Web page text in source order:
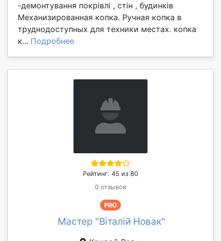
-демонтування покрівлі , стін , будинків
Механизированная копка. Ручная копка в
труднодоступных для техники местах. копка
к... Подробнее
Рейтинг: 45 из 80
0 отзывов
PRO
Мастер "Віталій Новак"